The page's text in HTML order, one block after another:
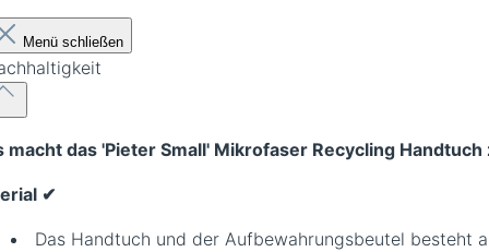
Menü schließen
macht das 'Pieter Small' Mikrofaser Recycling
✔︎
Das Handtuch und der Aufbewahrungsbeutel besteht